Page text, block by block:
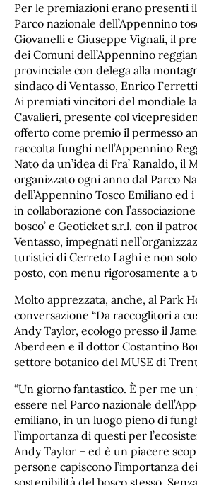
Per le premiazioni erano presenti
Parco nazionale dell’Appennino
Giovanelli e Giuseppe Vignali, il
dei Comuni dell’Appennino
provinciale con delega alla
sindaco di Ventasso, Enrico
Ai premiati vincitori del mondiale
Cavalieri, presente col
offerto come premio il permesso
raccolta funghi nell’Appennino
Nato da un’idea di Fra’ Ranaldo, il
organizzato ogni anno dal Parco
dell’Appennino Tosco Emiliano ed
in collaborazione con
bosco’ e Geoticket s.r.l. con il
Ventasso, impegnati
turistici di Cerreto Laghi e non
posto, con menu rigorosamente a
Molto apprezzata, anche, al Park
conversazione “Da raccoglitori a
Andy Taylor, ecologo presso il
Aberdeen e il dottor Costantino
settore botanico del MUSE di
“Un giorno fantastico. È per me
essere nel Parco nazionale
emiliano, in un luogo pieno di
l’importanza di questi per
Andy Taylor – ed è un piacere
persone capiscono l’importanza